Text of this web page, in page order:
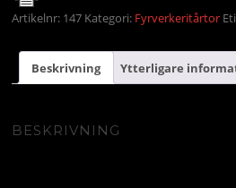
Artikelnr: 147 Kategori: Fyrverkeritårtor
Beskrivning Ytterligare
BESKRIVNING